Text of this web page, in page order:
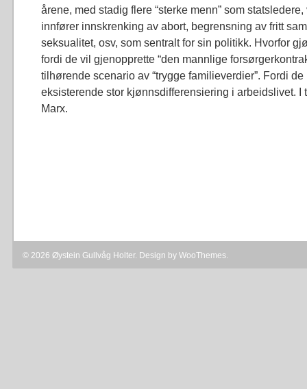
årene, med stadig flere “sterke menn” som
innfører innskrenking av abort, begrensning av fritt
seksualitet, osv, som sentralt for sin politikk. Hvorfor
fordi de vil gjenopprette “den mannlige
tilhørende scenario av “trygge familieverdier”. Fordi
eksisterende stor kjønnsdifferensiering i arbeidslivet. I
Marx.
© 2026 Øystein Gullvåg Holter. Design by WooThemes.